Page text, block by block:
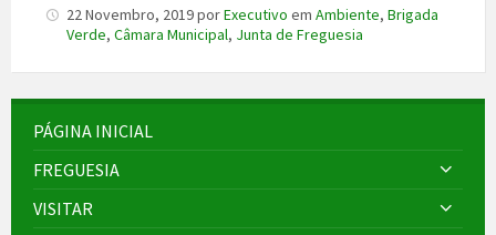
22 Novembro, 2019porExecutivo em Ambiente, Brigada
Verde, Câmara Municipal, Junta de Freguesia
PÁGINA INICIAL
FREGUESIA
VISITAR